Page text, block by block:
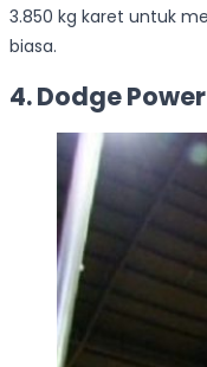
3.850 kg karet untuk
biasa.
4. Dodge